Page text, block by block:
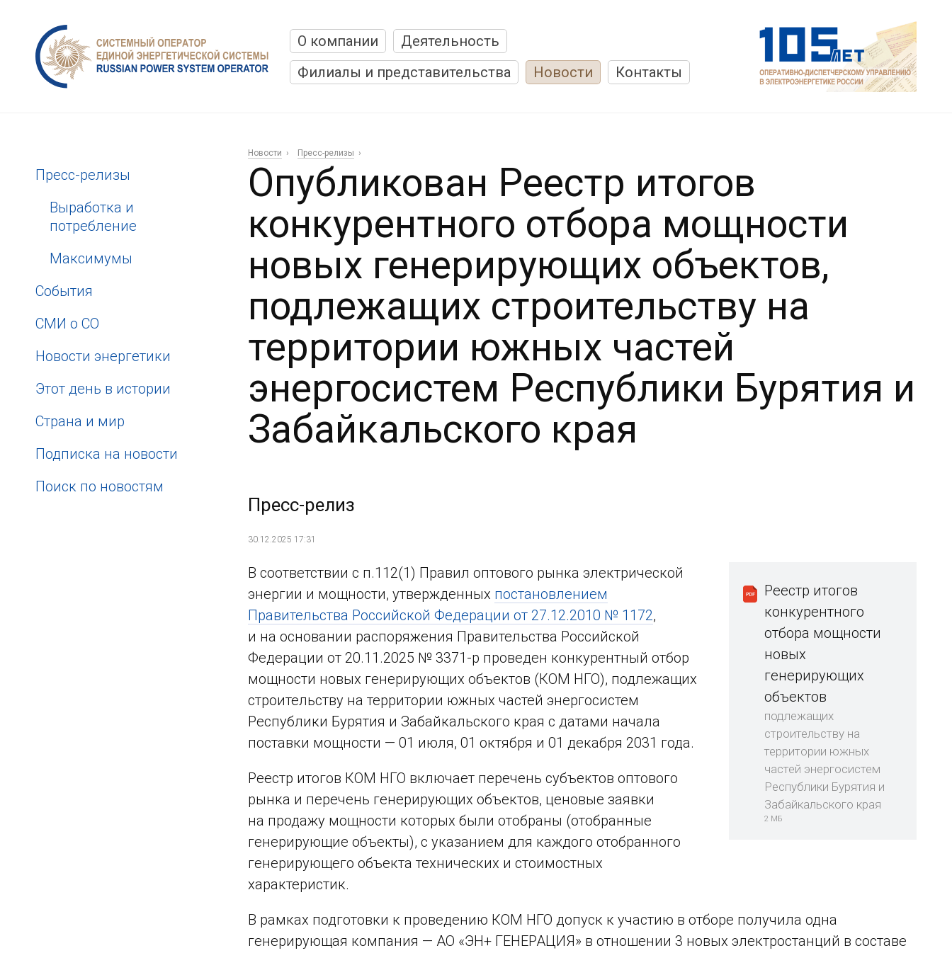
О компании
Деятельность
Филиалы и представительства
Новости Контакты
Пресс-релизы
Выработка и
потребление
Максимумы
События
СМИ о СО
Новости энергетики
Этот день в истории
Страна и мир
Подписка на новости
Поиск по новостям
Новости Пресс-релизы
Опубликован Реестр итогов
конкурентного отбора мощности
новых генерирующих объектов,
подлежащих строительству на
территории южных частей
энергосистем Республики Бурятия и
Забайкальского края
Пресс-релиз
30.12.2025 17:31
Реестр итогов
конкурентного
отбора мощности
новых
генерирующих
объектов
подлежащих
строительству на
территории южных
частей энергосистем
Республики Бурятия и
Забайкальского края
2 МБ
В соответствии с п.112(1) Правил оптового рынка электрической
энергии и мощности, утвержденных постановлением
Правительства Российской Федерации от 27.12.2010 № 1172,
и на основании распоряжения Правительства Российской
Федерации от 20.11.2025 № 3371-р проведен конкурентный отбор
мощности новых генерирующих объектов (КОМ НГО), подлежащих
строительству на территории южных частей энергосистем
Республики Бурятия и Забайкальского края с датами начала
поставки мощности — 01 июля, 01 октября и 01 декабря 2031 года.
Реестр итогов КОМ НГО включает перечень субъектов оптового
рынка и перечень генерирующих объектов, ценовые заявки
на продажу мощности которых были отобраны (отобранные
генерирующие объекты), с указанием для каждого отобранного
генерирующего объекта технических и стоимостных
характеристик.
В рамках подготовки к проведению КОМ НГО допуск к участию в отборе получила одна
генерирующая компания — АО «ЭН+ ГЕНЕРАЦИЯ» в отношении 3 новых электростанций в составе